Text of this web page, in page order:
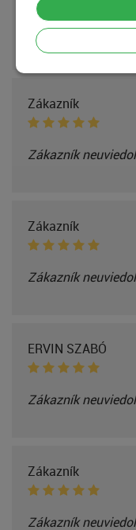
Zákazník
Zákazník
Zákazník
Zákazník
Zákazník
ERVIN SZABÓ
Zákazník
Zákazník
Zákazník